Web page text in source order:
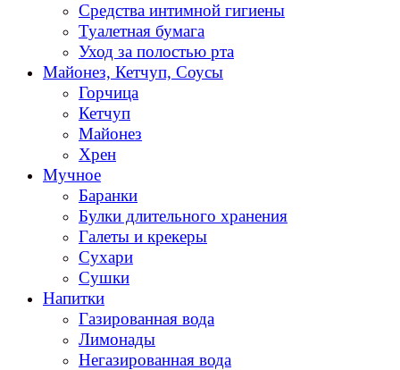
Средства интимной гигиены
Туалетная бумага
Уход за полостью рта
Майонез, Кетчуп, Соусы
Горчица
Кетчуп
Майонез
Хрен
Мучное
Баранки
Булки длительного хранения
Галеты и крекеры
Сухари
Сушки
Напитки
Газированная вода
Лимонады
Негазированная вода